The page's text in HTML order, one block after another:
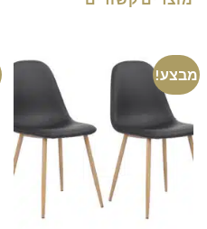
מבצע!